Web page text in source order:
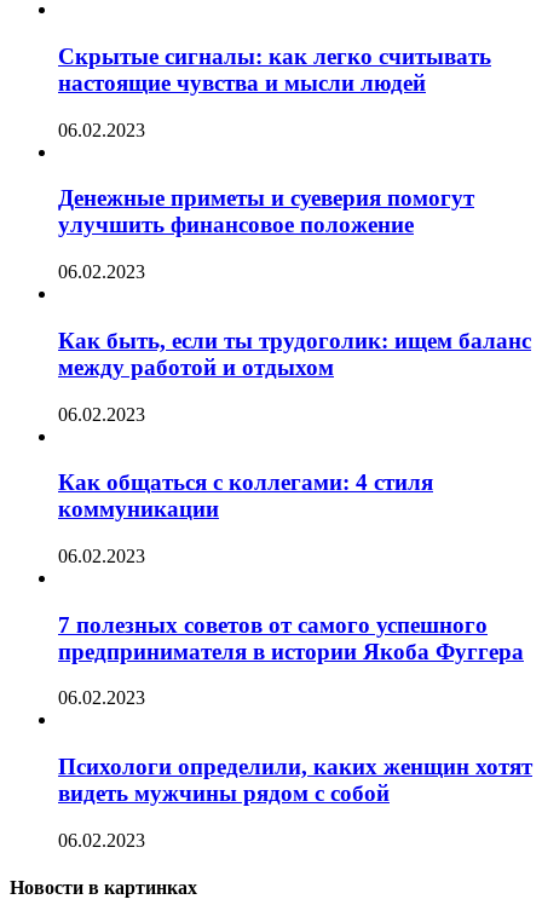
Скрытые сигналы: как легко считывать
настоящие чувства и мысли людей
06.02.2023
Денежные приметы и суеверия помогут
улучшить финансовое положение
06.02.2023
Как быть, если ты трудоголик: ищем баланс
между работой и отдыхом
06.02.2023
Как общаться с коллегами: 4 стиля
коммуникации
06.02.2023
7 полезных советов от самого успешного
предпринимателя в истории Якоба Фуггера
06.02.2023
Психологи определили, каких женщин хотят
видеть мужчины рядом с собой
06.02.2023
Новости в картинках